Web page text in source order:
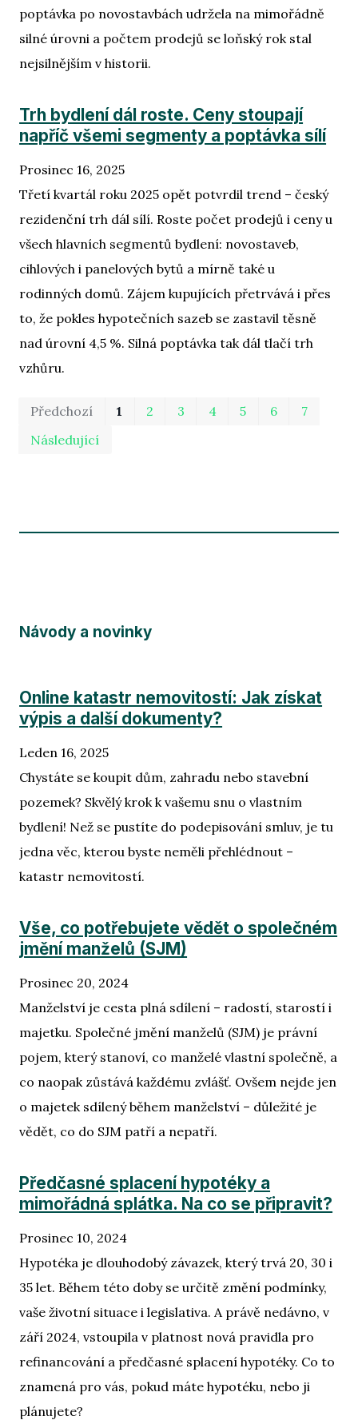
poptávka po novostavbách udržela na mimořádně
silné úrovni a počtem prodejů se loňský rok stal
nejsilnějším v historii.
Trh bydlení dál roste. Ceny stoupají
napříč všemi segmenty a poptávka sílí
Prosinec 16, 2025
Třetí kvartál roku 2025 opět potvrdil trend – český
rezidenční trh dál sílí. Roste počet prodejů i ceny u
všech hlavních segmentů bydlení: novostaveb,
cihlových i panelových bytů a mírně také u
rodinných domů. Zájem kupujících přetrvává i přes
to, že pokles hypotečních sazeb se zastavil těsně
nad úrovní 4,5 %. Silná poptávka tak dál tlačí trh
vzhůru.
Předchozí 1 2 3 4 5 6
7
Následující
Návody a novinky
Online katastr nemovitostí: Jak získat
výpis a další dokumenty?
Leden 16, 2025
Chystáte se koupit dům, zahradu nebo stavební
pozemek? Skvělý krok k vašemu snu o vlastním
bydlení! Než se pustíte do podepisování smluv, je tu
jedna věc, kterou byste neměli přehlédnout –
katastr nemovitostí.
Vše, co potřebujete vědět o společném
jmění manželů (SJM)
Prosinec 20, 2024
Manželství je cesta plná sdílení – radostí, starostí i
majetku. Společné jmění manželů (SJM) je právní
pojem, který stanoví, co manželé vlastní společně, a
co naopak zůstává každému zvlášť. Ovšem nejde jen
o majetek sdílený během manželství – důležité je
vědět, co do SJM patří a nepatří.
Předčasné splacení hypotéky a
mimořádná splátka. Na co se připravit?
Prosinec 10, 2024
Hypotéka je dlouhodobý závazek, který trvá 20, 30 i
35 let. Během této doby se určitě změní podmínky,
vaše životní situace i legislativa. A právě nedávno, v
září 2024, vstoupila v platnost nová pravidla pro
refinancování a předčasné splacení hypotéky. Co to
znamená pro vás, pokud máte hypotéku, nebo ji
plánujete?